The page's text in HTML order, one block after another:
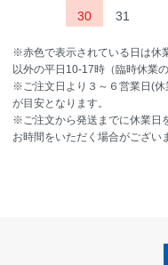
30
31
※赤色で表示されている日は休
以外の平日10-17時（臨時休業
※ご注文日より３～６営業日(
が目安となります。
※ご注文から発送までに休業日
お時間をいただく場合がござい